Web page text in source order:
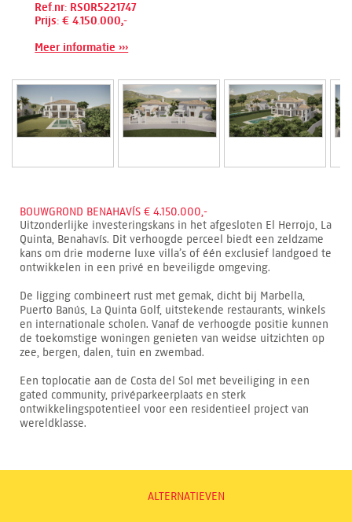
Ref.nr: RSOR5221747
Prijs: € 4.150.000,-
Meer informatie ›››
BOUWGROND BENAHAVÍS € 4.150.000,-
Uitzonderlijke investeringskans in het afgesloten El Herrojo, La
Quinta, Benahavís. Dit verhoogde perceel biedt een zeldzame
kans om drie moderne luxe villa’s of één exclusief landgoed te
ontwikkelen in een privé en beveiligde omgeving.
De ligging combineert rust met gemak, dicht bij Marbella,
Puerto Banús, La Quinta Golf, uitstekende restaurants, winkels
en internationale scholen. Vanaf de verhoogde positie kunnen
de toekomstige woningen genieten van weidse uitzichten op
zee, bergen, dalen, tuin en zwembad.
Een toplocatie aan de Costa del Sol met beveiliging in een
gated community, privéparkeerplaats en sterk
ontwikkelingspotentieel voor een residentieel project van
wereldklasse.
ALTERNATIEVEN